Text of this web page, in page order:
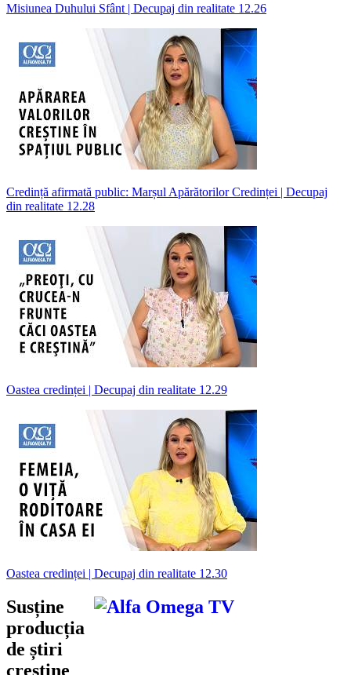
Misiunea Duhului Sfânt | Decupaj din realitate 12.26
Credință afirmată public: Marșul Apărătorilor Credinței | Decupaj
din realitate 12.28
Oastea credinței | Decupaj din realitate 12.29
Oastea credinței | Decupaj din realitate 12.30
Susține
producția
de știri
creștine